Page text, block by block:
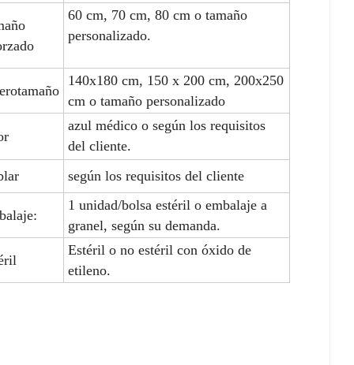
60 cm, 70 cm, 80 cm o tamaño
personalizado.
tamaño
140x180 cm, 150 x 200 cm, 200x250
cm o tamaño personalizado
azul médico o según los requisitos
del cliente.
según los requisitos del cliente
1 unidad/bolsa estéril o embalaje a
granel, según su demanda.
Estéril o no estéril con óxido de
etileno.